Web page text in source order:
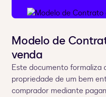
Modelo de
venda
Este documento formaliza
propriedade de um bem
comprador mediante